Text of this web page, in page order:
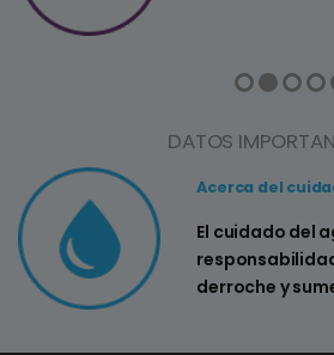
DATOS
Acerca del
El cuidado del
derroche y